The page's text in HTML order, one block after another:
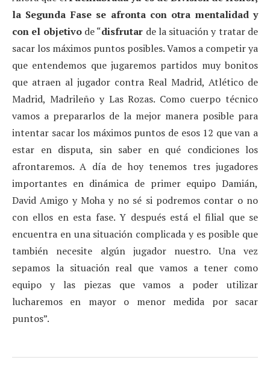
la Segunda Fase se afronta con otra mentalidad y
con el objetivode “disfrutar de la situación y tratar de
sacar los máximos puntos posibles. Vamos a competir ya
que entendemos que jugaremos partidos muy bonitos
que atraen al jugador contra Real Madrid, Atlético de
Madrid, Madrileño y Las Rozas. Como cuerpo técnico
vamos a prepararlos de la mejor manera posible para
intentar sacar los máximos puntos de esos 12 que van a
estar en disputa, sin saber en qué condiciones los
afrontaremos. A día de hoy tenemos tres jugadores
importantes en dinámica de primer equipo Damián,
David Amigo y Moha y no sé si podremos contar o no
con ellos en esta fase. Y después está el filial que se
encuentra en una situación complicada y es posible que
también necesite algún jugador nuestro. Una vez
sepamos la situación real que vamos a tener como
equipo y las piezas que vamos a poder utilizar
lucharemos en mayor o menor medida por sacar
puntos”.